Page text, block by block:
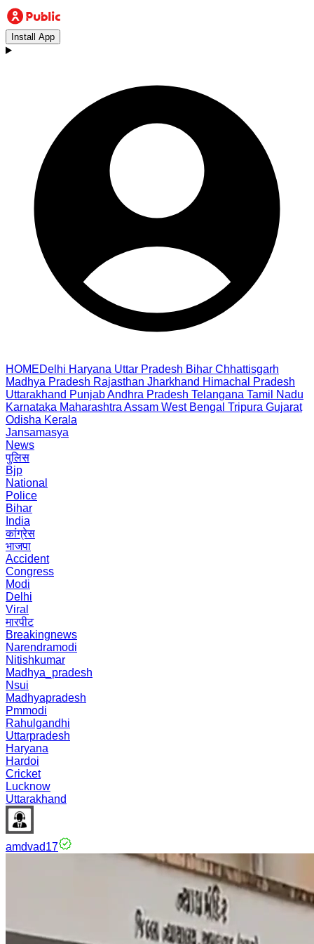
Install App
HOMEDelhi Haryana Uttar Pradesh Bihar Chhattisgarh
Madhya Pradesh Rajasthan Jharkhand Himachal Pradesh
Uttarakhand PunjabAndhra Pradesh Telangana Tamil Nadu
Karnataka Maharashtra Assam West Bengal Tripura Gujarat
Odisha Kerala
Jansamasya
News
पुलिस
Bjp
National
Police
Bihar
India
कांग्रेस
भाजपा
Accident
Congress
Modi
Delhi
Viral
मारपीट
Breakingnews
Narendramodi
Nitishkumar
Madhya_pradesh
Nsui
Madhyapradesh
Pmmodi
Rahulgandhi
Uttarpradesh
Haryana
Hardoi
Cricket
Lucknow
Uttarakhand
amdvad17